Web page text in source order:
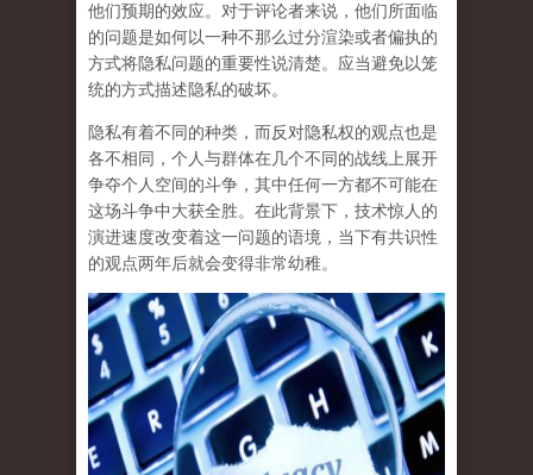
他们预期的效应。 对于评论者来说，他们所面临
的问题是如何以一种不那么过分渲染或者偏执的
方式将隐私问题的重要性说清楚。应当避免以笼
统的方式描述隐私的破坏。
隐私有着不同的种类，而反对隐私权的观点也是
各不相同，个人与群体在几个不同的战线上展开
争夺个人空间的斗争，其中任何一方都不可能在
这场斗争中大获全胜。在此背景下，技术惊人的
演进速度改变着这一问题的语境，当下有共识性
的观点两年后就会变得非常幼稚。